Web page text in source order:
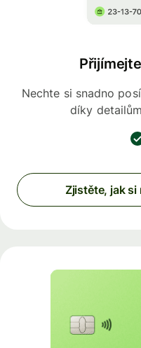
Nechte si snadno
díky
Zjistěte, jak si